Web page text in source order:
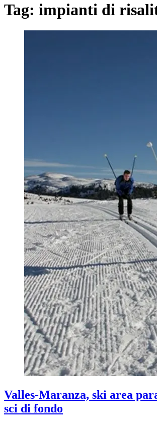
Tag: impianti di
Valles-Maranza, ski area
sci di fondo